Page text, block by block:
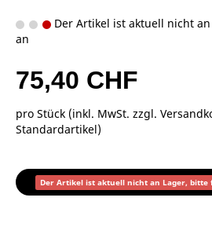
Der Artikel ist aktuell nicht
an
75,40 CHF
pro Stück (inkl. MwSt. zzgl.
Standardartikel)
Der Artikel ist aktuell nicht an Lager, bitte